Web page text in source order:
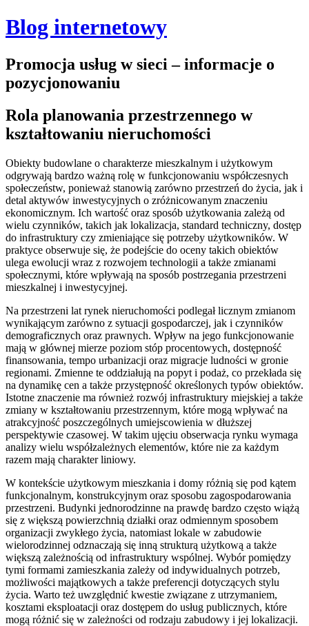
Blog internetowy
Promocja usług w sieci – informacje o
pozycjonowaniu
Rola planowania przestrzennego w
kształtowaniu nieruchomości
Obiekty budowlane o charakterze mieszkalnym i użytkowym
odgrywają bardzo ważną rolę w funkcjonowaniu współczesnych
społeczeństw, ponieważ stanowią zarówno przestrzeń do życia, jak i
detal aktywów inwestycyjnych o zróżnicowanym znaczeniu
ekonomicznym. Ich wartość oraz sposób użytkowania zależą od
wielu czynników, takich jak lokalizacja, standard techniczny, dostęp
do infrastruktury czy zmieniające się potrzeby użytkowników. W
praktyce obserwuje się, że podejście do oceny takich obiektów
ulega ewolucji wraz z rozwojem technologii a także zmianami
społecznymi, które wpływają na sposób postrzegania przestrzeni
mieszkalnej i inwestycyjnej.
Na przestrzeni lat rynek nieruchomości podlegał licznym zmianom
wynikającym zarówno z sytuacji gospodarczej, jak i czynników
demograficznych oraz prawnych. Wpływ na jego funkcjonowanie
mają w głównej mierze poziom stóp procentowych, dostępność
finansowania, tempo urbanizacji oraz migracje ludności w gronie
regionami. Zmienne te oddziałują na popyt i podaż, co przekłada się
na dynamikę cen a także przystępność określonych typów obiektów.
Istotne znaczenie ma również rozwój infrastruktury miejskiej a także
zmiany w kształtowaniu przestrzennym, które mogą wpływać na
atrakcyjność poszczególnych umiejscowienia w dłuższej
perspektywie czasowej. W takim ujęciu obserwacja rynku wymaga
analizy wielu współzależnych elementów, które nie za każdym
razem mają charakter liniowy.
W kontekście użytkowym mieszkania i domy różnią się pod kątem
funkcjonalnym, konstrukcyjnym oraz sposobu zagospodarowania
przestrzeni. Budynki jednorodzinne na prawdę bardzo często wiążą
się z większą powierzchnią działki oraz odmiennym sposobem
organizacji zwykłego życia, natomiast lokale w zabudowie
wielorodzinnej odznaczają się inną strukturą użytkową a także
większą zależnością od infrastruktury wspólnej. Wybór pomiędzy
tymi formami zamieszkania zależy od indywidualnych potrzeb,
możliwości majątkowych a także preferencji dotyczących stylu
życia. Warto też uwzględnić kwestie związane z utrzymaniem,
kosztami eksploatacji oraz dostępem do usług publicznych, które
mogą różnić się w zależności od rodzaju zabudowy i jej lokalizacji.